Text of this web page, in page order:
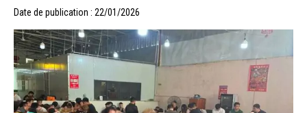
Date de publication : 22/01/2026